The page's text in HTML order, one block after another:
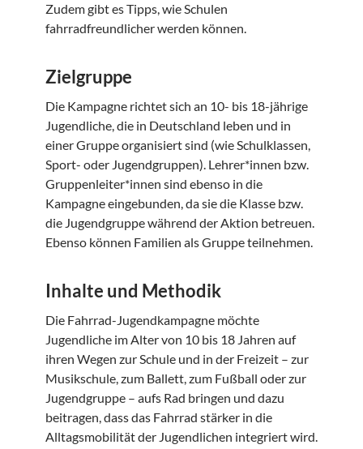
Zudem gibt es Tipps, wie Schulen
fahrradfreundlicher werden können.
Zielgruppe
Die Kampagne richtet sich an 10- bis 18-jährige
Jugendliche, die in Deutschland leben und in
einer Gruppe organisiert sind (wie Schulklassen,
Sport- oder Jugendgruppen). Lehrer*innen bzw.
Gruppenleiter*innen sind ebenso in die
Kampagne eingebunden, da sie die Klasse bzw.
die Jugendgruppe während der Aktion betreuen.
Ebenso können Familien als Gruppe teilnehmen.
Inhalte und Methodik
Die Fahrrad-Jugendkampagne möchte
Jugendliche im Alter von 10 bis 18 Jahren auf
ihren Wegen zur Schule und in der Freizeit – zur
Musikschule, zum Ballett, zum Fußball oder zur
Jugendgruppe – aufs Rad bringen und dazu
beitragen, dass das Fahrrad stärker in die
Alltagsmobilität der Jugendlichen integriert wird.